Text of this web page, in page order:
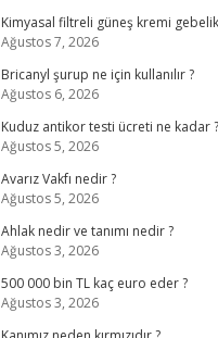
Kimyasal filtreli güneş kremi
Ağustos 7, 2026
Bricanyl şurup ne için kullanılır ?
Ağustos 6, 2026
Kuduz antikor testi ücreti ne kadar ?
Ağustos 5, 2026
Avarız Vakfı nedir ?
Ağustos 5, 2026
Ahlak nedir ve tanımı nedir ?
Ağustos 3, 2026
500 000 bin TL kaç euro eder ?
Ağustos 3, 2026